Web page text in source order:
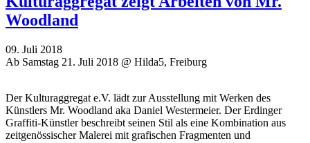
Woodland
09. Juli 2018
Ab Samstag 21. Juli 2018 @ Hilda5, Freiburg
Der Kulturaggregat e.V. lädt zur Ausstellung mit Werken des
Künstlers Mr. Woodland aka Daniel Westermeier. Der Erdinger
Graffiti-Künstler beschreibt seinen Stil als eine Kombination aus
zeitgenössischer Malerei mit grafischen Fragmenten und